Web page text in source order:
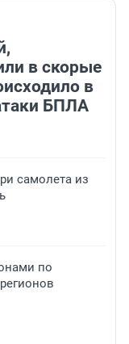
в скорые
в
БПЛА
самолета из
по